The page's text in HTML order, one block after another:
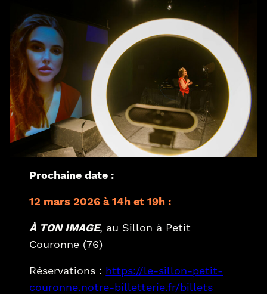
Prochaine date :
12 mars 2026 à 14h et 19h :
À TON IMAGE, au Sillon à Petit
Couronne (76)
Réservations : https://le-sillon-petit-
couronne.notre-billetterie.fr/billets